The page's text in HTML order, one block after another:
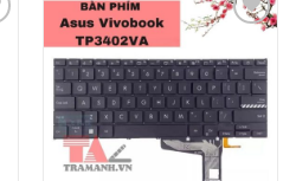
Wishlist